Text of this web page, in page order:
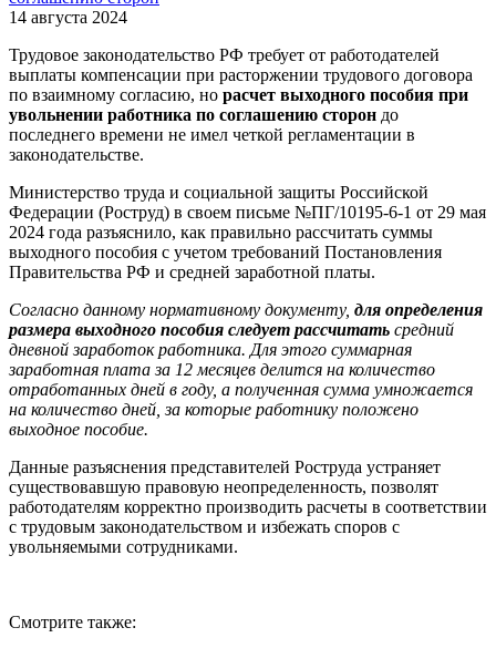
14 августа 2024
Трудовое законодательство РФ требует от работодателей
выплаты компенсации при расторжении трудового договора
по взаимному согласию, но расчет выходного пособия при
увольнении работника по соглашению сторон до
последнего времени не имел четкой регламентации в
законодательстве.
Министерство труда и социальной защиты Российской
Федерации (Роструд) в своем письме №ПГ/10195-6-1 от 29 мая
2024 года разъяснило, как правильно рассчитать суммы
выходного пособия с учетом требований Постановления
Правительства РФ и средней заработной платы.
Согласно данному нормативному документу, для определения
размера выходного пособия следует рассчитать средний
дневной заработок работника. Для этого суммарная
заработная плата за 12 месяцев делится на количество
отработанных дней в году, а полученная сумма умножается
на количество дней, за которые работнику положено
выходное пособие.
Данные разъяснения представителей Роструда устраняет
существовавшую правовую неопределенность, позволят
работодателям корректно производить расчеты в соответствии
с трудовым законодательством и избежать споров с
увольняемыми сотрудниками.
Смотрите также: